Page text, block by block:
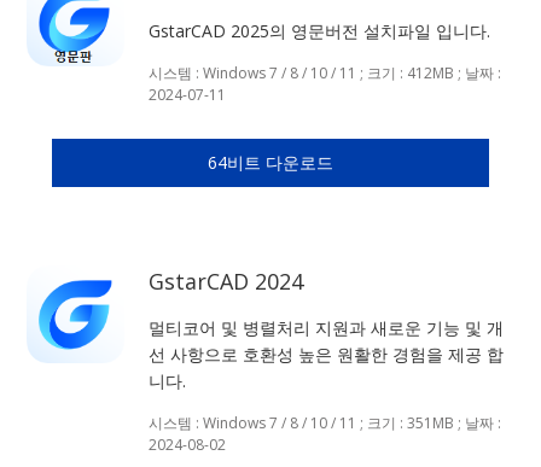
GstarCAD 2025의 영문버전 설치파일 입니다.
시스템 : Windows 7 / 8 / 10 / 11 ; 크기 : 412MB ; 날짜 :
2024-07-11
64비트 다운로드
GstarCAD 2024
멀티코어 및 병렬처리 지원과 새로운 기능 및 개
선 사항으로 호환성 높은 원활한 경험을 제공 합
니다.
시스템 : Windows 7 / 8 / 10 / 11 ; 크기 : 351MB ; 날짜 :
2024-08-02